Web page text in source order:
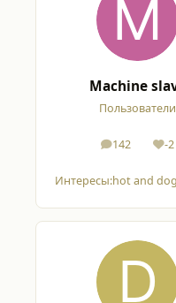
Machine
Пользователи
142
сообщения
-2
Интересы:hot and dog